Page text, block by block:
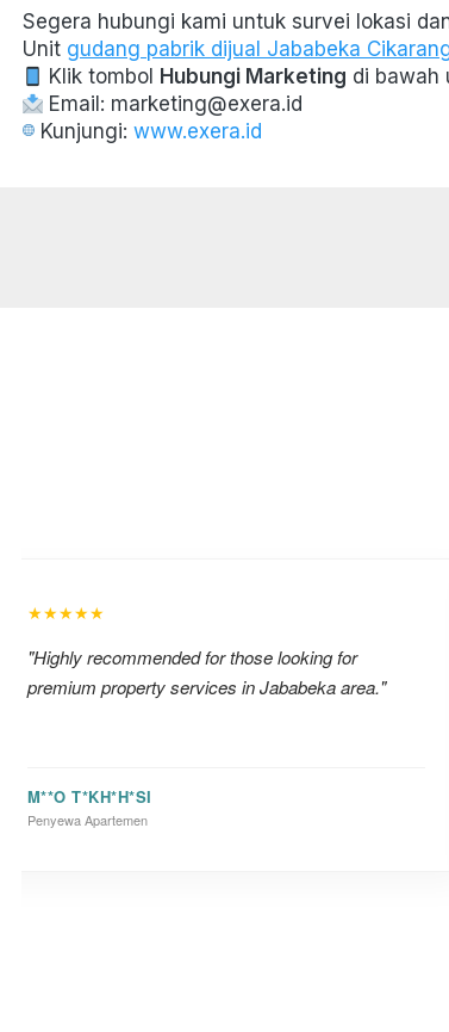
Segera hubungi kami untuk survei lokasi
Unit gudang pabrik dijual Jababeka
Klik tombol Hubungi Marketing di bawah
Email: marketing@exera.id
Kunjungi: www.exera.id
★★★★★
"Highly recommended for those looking for
premium property services in Jababeka area."
M**O T*KH*H*SI
Penyewa Apartemen